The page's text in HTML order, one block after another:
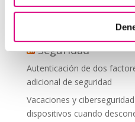
10 consejos para optimizar
Seguridad
Autenticación de dos
adicional de seguridad
Vacaciones y
dispositivos cuando